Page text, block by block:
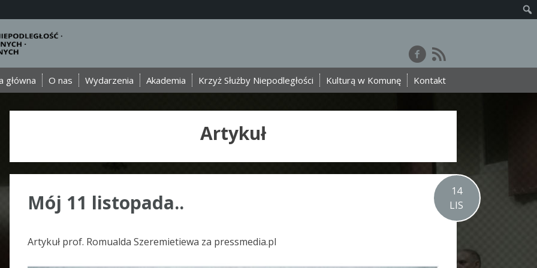
główna O nas Wydarzenia Akademia Krzyż Służby Niepodległości Kulturą w Komunę Kontakt
Artykuł
14
LIS
Mój 11 listopada..
Artykuł prof. Romualda Szeremietiewa za pressmedia.pl